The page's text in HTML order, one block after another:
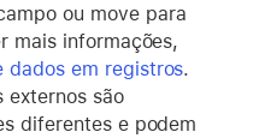
ou move para
mais informações,
dados em registros.
externos são
diferentes e podem